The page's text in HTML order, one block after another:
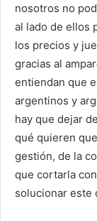
nosotros no
al lado de ellos
los precios y
gracias al
entiendan que
argentinos y
hay que dejar
qué quieren
gestión, de la
que cortarla
solucionar este